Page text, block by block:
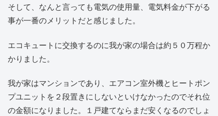
そして、なんと言っても電気の使用量、電気料金が下がる
事が一番のメリットだと感じました。
エコキュートに交換するのに我が家の場合は約５０万程か
かりました。
我が家はマンションであり、エアコン室外機とヒートポン
プユニットを２段置きにしないといけなかったのでそれ位
の金額になりました。１戸建てならまだ安くなるのでしょ